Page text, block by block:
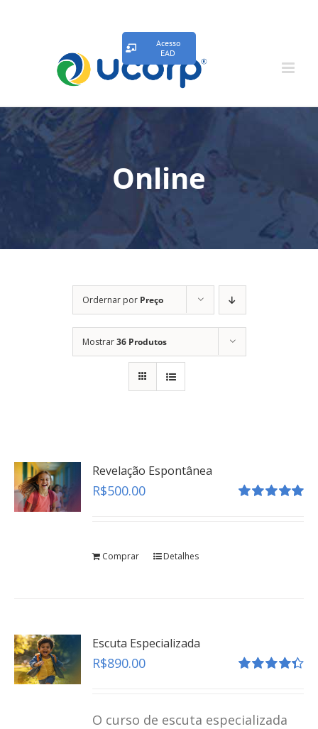
Acesso
EAD
Online
Ordernar por Preço
Mostrar36 Produtos
Revelação Espontânea
R$500.00
Comprar Detalhes
Escuta Especializada
R$890.00
O curso de escuta especializada